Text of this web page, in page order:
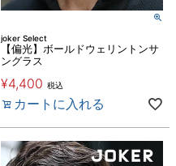
joker Select
【偏光】ボールドウェリントンサ
ングラス
¥4,400 税込
カートに入れる